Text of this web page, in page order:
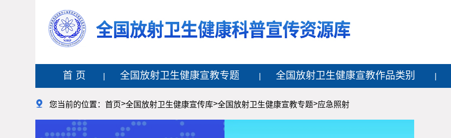
首 页 全国放射卫生健康宣教专题 全国放射卫生健康宣教作品类别
 您当前的位置： 首页>全国放射卫生健康宣传库>全国放射卫生健康宣教专题>应急照射